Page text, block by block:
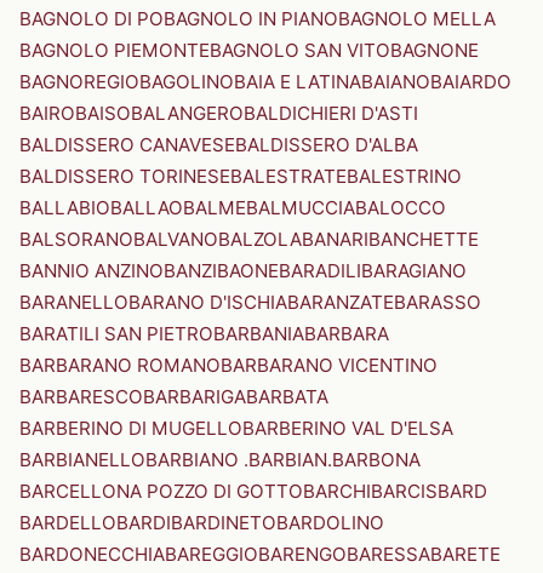
BAGNOLO DI POBAGNOLO IN PIANOBAGNOLO MELLA
BAGNOLO PIEMONTEBAGNOLO SAN VITOBAGNONE
BAGNOREGIOBAGOLINOBAIA E LATINABAIANOBAIARDO
BAIROBAISOBALANGEROBALDICHIERI D'ASTI
BALDISSERO CANAVESEBALDISSERO D'ALBA
BALDISSERO TORINESEBALESTRATEBALESTRINO
BALLABIOBALLAOBALMEBALMUCCIABALOCCO
BALSORANOBALVANOBALZOLABANARIBANCHETTE
BANNIO ANZINOBANZIBAONEBARADILIBARAGIANO
BARANELLOBARANO D'ISCHIABARANZATEBARASSO
BARATILI SAN PIETROBARBANIABARBARA
BARBARANO ROMANOBARBARANO VICENTINO
BARBARESCOBARBARIGABARBATA
BARBERINO DI MUGELLOBARBERINO VAL D'ELSA
BARBIANELLOBARBIANO .BARBIAN.BARBONA
BARCELLONA POZZO DI GOTTOBARCHIBARCISBARD
BARDELLOBARDIBARDINETOBARDOLINO
BARDONECCHIABAREGGIOBARENGOBARESSABARETE